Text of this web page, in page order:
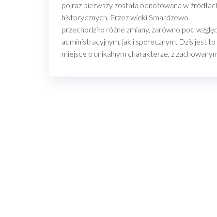
po raz pierwszy została odnotowana w
historycznych. Przez wieki Smardzewo
przechodziło różne zmiany, zarówno pod
administracyjnym, jak i społecznym. Dziś jest to
miejsce o unikalnym charakterze, z